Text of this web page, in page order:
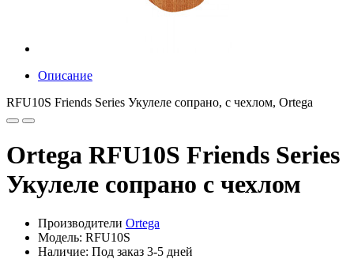
Описание
RFU10S Friends Series Укулеле сопрано, с чехлом, Ortega
Ortega RFU10S Friends Series
Укулеле сопрано с чехлом
Производители Ortega
Модель: RFU10S
Наличие: Под заказ 3-5 дней